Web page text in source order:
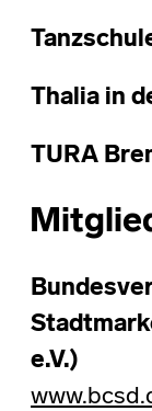
Thalia in
TURA
e.V.)